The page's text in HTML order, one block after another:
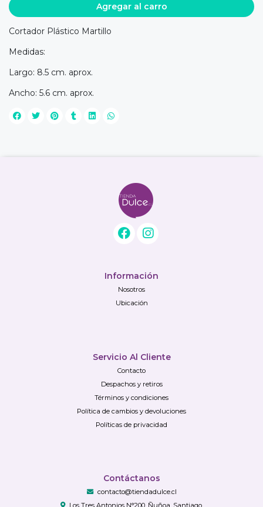
Agregar al carro
Cortador Plástico Martillo
Medidas:
Largo: 8.5 cm. aprox.
Ancho: 5.6 cm. aprox.
Información
Nosotros
Ubicación
Servicio Al Cliente
Contacto
Despachos y retiros
Términos y condiciones
Política de cambios y devoluciones
Políticas de privacidad
Contáctanos
contacto@tiendadulce.cl
Los Tres Antonios N°200, Ñuñoa, Santiago.